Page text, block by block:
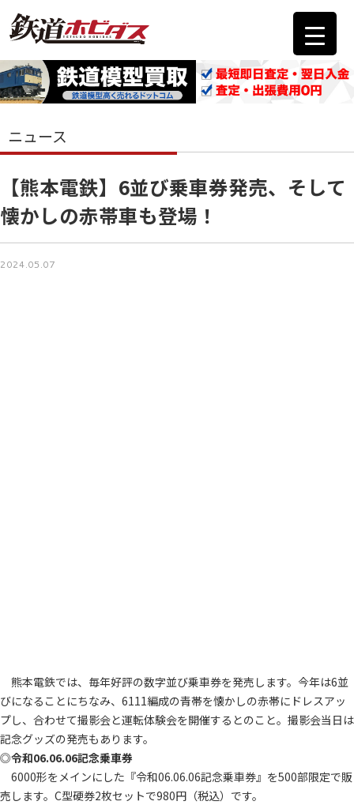
ニュース
【熊本電鉄】6並び乗車券発売、そして
懐かしの赤帯車も登場！
2024.05.07
熊本電鉄では、毎年好評の数字並び乗車券を発売します。今年は6並
びになることにちなみ、6111編成の青帯を懐かしの赤帯にドレスアッ
プし、合わせて撮影会と運転体験会を開催するとのこと。撮影会当日は
記念グッズの発売もあります。
◎令和06.06.06記念乗車券
6000形をメインにした『令和06.06.06記念乗車券』を500部限定で販
売します。C型硬券2枚セットで980円（税込）です。